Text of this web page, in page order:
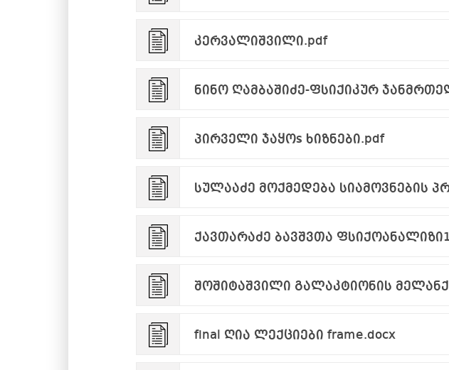
კერვალიშვილი.pdf
პირველი ჯაყოs ხიზნები.pdf
სულააძე მოქმედება სიამოვნების
ქავთარაძე ბავშვთა
შოშიტაშვილი გალაკტიონის
final ღია ლექციები frame.docx